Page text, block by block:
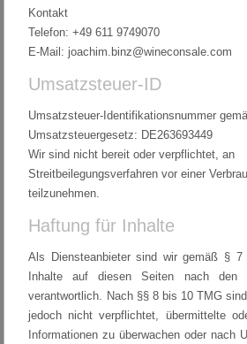
Kontakt
Telefon: +49 611 9749070
E-Mail: joachim.binz@wineconsale.com
Umsatzsteuer-ID
Umsatzsteuer-Identifikationsnummer
Umsatzsteuergesetz: DE263693449
Wir sind nicht bereit oder verpflichtet, an
Streitbeilegungsverfahren vor einer
teilzunehmen.
Haftung für Inhalte
Als Diensteanbieter sind wir gemäß §
Inhalte auf diesen Seiten nach den
verantwortlich. Nach §§ 8 bis 10 TMG
jedoch nicht verpflichtet, übermittelte
Informationen zu überwachen oder nach